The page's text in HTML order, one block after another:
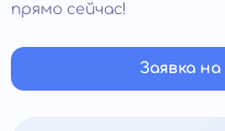
прямо сейчас!
Заявка